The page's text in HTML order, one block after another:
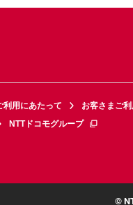
利用にあたって お客さまご
NTTドコモグループ
©